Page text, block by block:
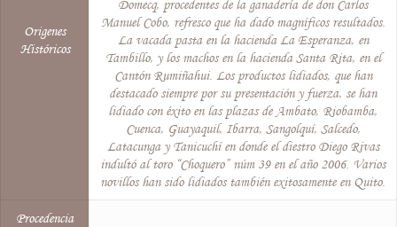
Origenes
Históricos
Domecq, procedentes de la ganadería de don Carlos
Manuel Cobo, refresco que ha dado magníficos resultados.
La vacada pasta en la hacienda La Esperanza, en
Tambillo, y los machos en la hacienda Santa Rita, en el
Cantón Rumiñahui. Los productos lidiados, que han
destacado siempre por su presentación y fuerza, se han
lidiado con éxito en las plazas de Ambato, Riobamba,
Cuenca, Guayaquil, Ibarra, Sangolquí, Salcedo,
Latacunga y Tanicuchí en donde el diestro Diego Rivas
indultó al toro “Choquero” núm 39 en el año 2006. Varios
novillos han sido lidiados también exitosamente en Quito.
Procedencia